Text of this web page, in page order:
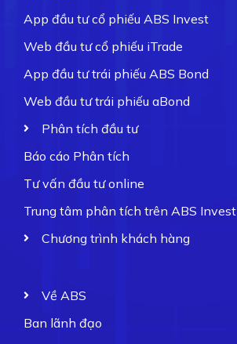
App đầu tư cổ phiếu ABS Invest
Web đầu tư cổ phiếu iTrade
App đầu tư trái phiếu ABS Bond
Web đầu tư trái phiếu aBond
Phân tích đầu tư
Báo cáo Phân tích
Tư vấn đầu tư online
Trung tâm phân tích trên ABS Invest
Chương trình khách hàng
Về ABS
Ban lãnh đạo